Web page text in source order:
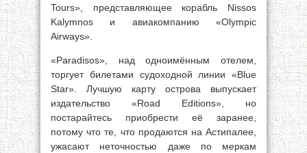
Tours», представляющее корабль Nissos
Kalymnos и авиакомпанию «Olympic
Airways».
«Paradisos», над одноимённым отелем,
торгует билетами судоходной линии «Blue
Star». Лучшую карту острова выпускает
издательство «Road Editions», но
постарайтесь приобрести её заранее,
потому что те, что продаются на Астипалее,
ужасают неточностью даже по меркам